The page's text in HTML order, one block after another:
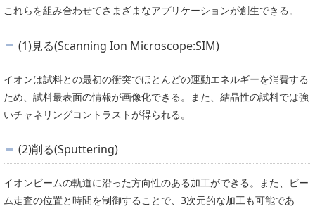
これらを組み合わせてさまざまなアプリケーションが創生できる。
(1)見る(Scanning Ion Microscope:SIM)
イオンは試料との最初の衝突でほとんどの運動エネルギーを消費する
ため、試料最表面の情報が画像化できる。また、結晶性の試料では強
いチャネリングコントラストが得られる。
(2)削る(Sputtering)
イオンビームの軌道に沿った方向性のある加工ができる。また、ビー
ム走査の位置と時間を制御することで、3次元的な加工も可能であ